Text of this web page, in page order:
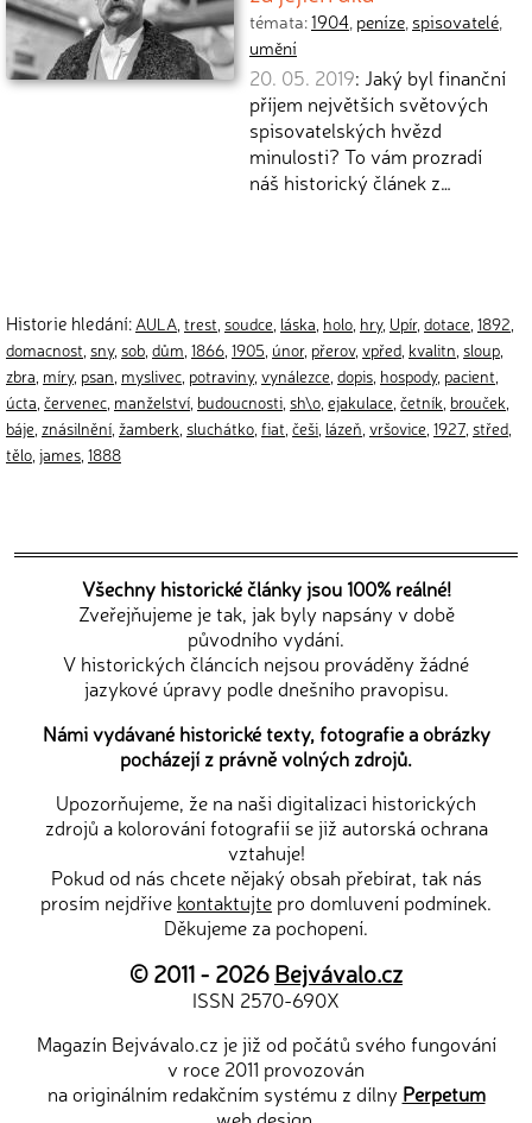
témata:1904, peníze, spisovatelé,
umění
20. 05. 2019: Jaký byl finanční
příjem největších světových
spisovatelských hvězd
minulosti? To vám prozradí
náš historický článek z…
Historie hledání: AULA trest soudce láska holo hry, Upír, dotace 1892
domacnost sny, sob dům 1866 1905 únor, přerov, vpřed kvalitn sloup
zbra míry, psan myslivec potraviny, vynálezce dopis hospody, pacient
úcta červenec manželství budoucnosti sh\o ejakulace četník brouček
báje znásilnění žamberk sluchátko fiat češi lázeň vršovice 1927 střed
tělo james 1888
Všechny historické články jsou 100% reálné!
Zveřejňujeme je tak, jak byly napsány v době
původního vydání.
V historických článcích nejsou prováděny žádné
jazykové úpravy podle dnešního pravopisu.
Námi vydávané historické texty, fotografie a obrázky
pocházejí z právně volných zdrojů.
Upozorňujeme, že na naši digitalizaci historických
zdrojů a kolorování fotografií se již autorská ochrana
vztahuje!
Pokud od nás chcete nějaký obsah přebírat, tak nás
prosím nejdříve kontaktujte pro domluvení podmínek.
Děkujeme za pochopení.
© 2011 - 2026Bejvávalo.cz
ISSN 2570-690X
Magazín Bejvávalo.cz je již od počátů svého fungování
v roce 2011 provozován
na originálním redakčním systému z dílny Perpetum